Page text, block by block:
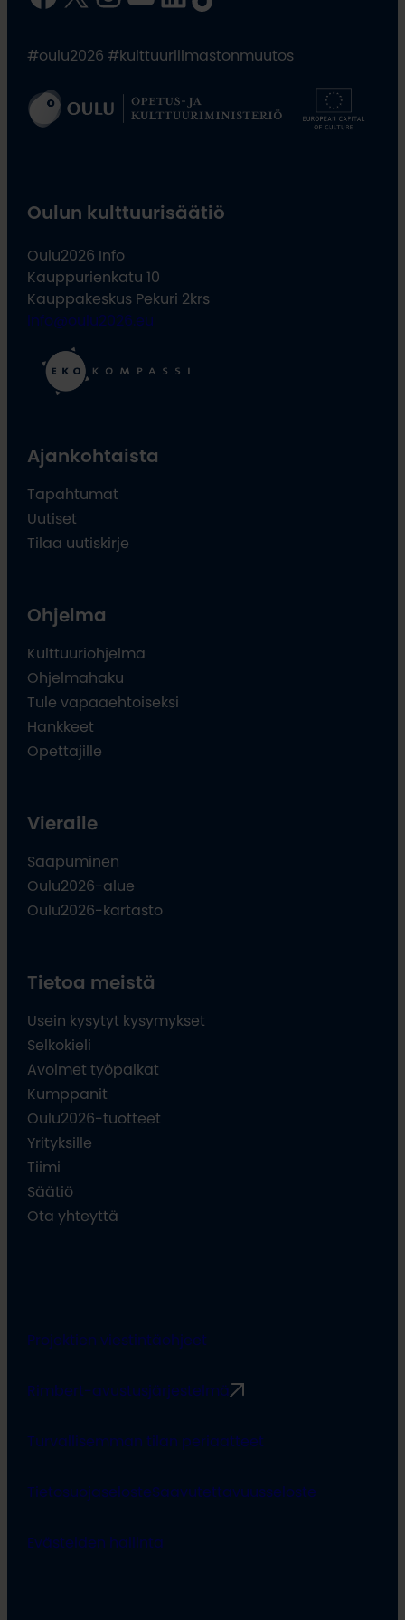
#oulu2026 #kulttuuriilmastonmuutos
Oulun kulttuurisäätiö
Oulu2026 Info
Kauppurienkatu 10
Kauppakeskus Pekuri 2krs
info@oulu2026.eu
Ajankohtaista
Tapahtumat
Uutiset
Tilaa uutiskirje
Ohjelma
Kulttuuriohjelma
Ohjelmahaku
Tule vapaaehtoiseksi
Hankkeet
Opettajille
Vieraile
Saapuminen
Oulu2026-alue
Oulu2026-kartasto
Tietoa meistä
Usein kysytyt kysymykset
Selkokieli
Avoimet työpaikat
Kumppanit
Oulu2026-tuotteet
Yrityksille
Tiimi
Säätiö
Ota yhteyttä
Projektien viestintäohjeet
Rimbert-avustusjärjestelmä
Turvallisemman tilan periaatteet
TietosuojaselosteSaavutettavuusseloste
Evästeiden hallinta